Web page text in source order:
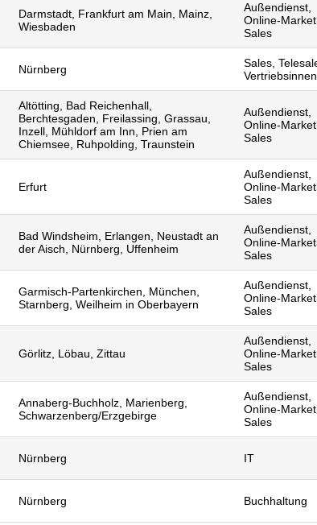
Darmstadt, Frankfurt am Main, Mainz,
Wiesbaden
Außendienst,
Online-
Sales
Nürnberg
Sales,
Altötting, Bad Reichenhall,
Berchtesgaden, Freilassing, Grassau,
Inzell, Mühldorf am Inn, Prien am
Chiemsee, Ruhpolding, Traunstein
Außendienst,
Online-
Sales
Erfurt
Außendienst,
Online-
Sales
Bad Windsheim, Erlangen, Neustadt an
der Aisch, Nürnberg, Uffenheim
Außendienst,
Online-
Sales
Garmisch-Partenkirchen, München,
Starnberg, Weilheim in Oberbayern
Außendienst,
Online-
Sales
Görlitz, Löbau, Zittau
Außendienst,
Online-
Sales
Annaberg-Buchholz, Marienberg,
Schwarzenberg/Erzgebirge
Außendienst,
Online-
Sales
Nürnberg IT
Nürnberg Buchhaltung